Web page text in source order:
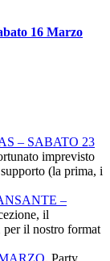
16 Marzo
– SABATO 23
imprevisto
(la prima, i
–
il
per il nostro format
. Party